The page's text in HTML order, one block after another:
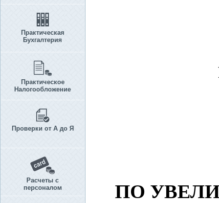
Практическая
Бухгалтерия
Практическое
Налогообложение
Проверки от А до Я
Расчеты с
персоналом
ПО